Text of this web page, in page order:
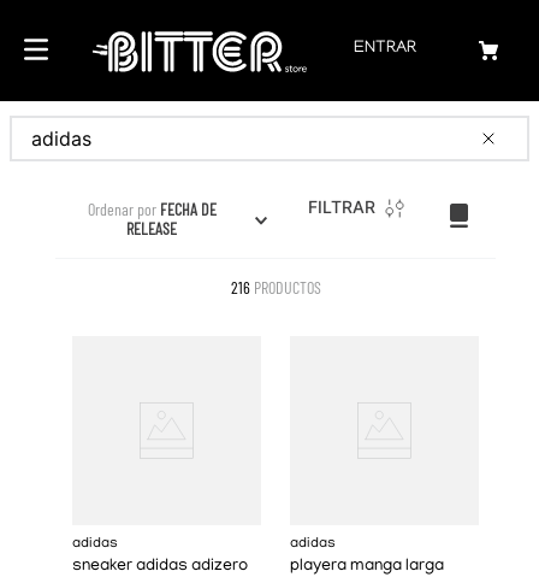
ENTRAR
Buscar
Ordenar por FECHA DE
RELEASE
FILTRAR
216 PRODUCTOS
adidas
sneaker adidas adizero
adidas
playera manga larga